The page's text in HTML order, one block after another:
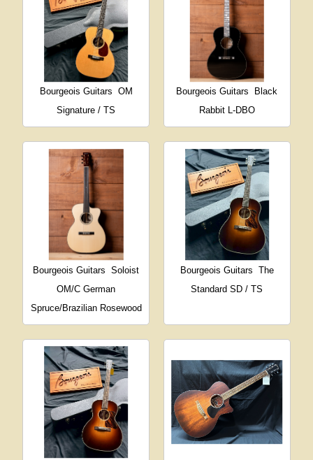
Bourgeois Guitars OM
Signature / TS
Bourgeois Guitars
Black
Rabbit L-DBO
Bourgeois Guitars
Soloist
OM/C German
Spruce/Brazilian Rosewood
Bourgeois Guitars The
Standard SD / TS